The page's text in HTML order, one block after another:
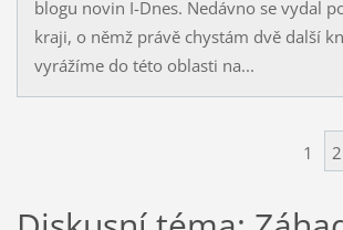
blogu novin I-Dnes. Nedávno se vydal
kraji, o němž právě chystám dvě další
vyrážíme do této oblasti na...
1 2